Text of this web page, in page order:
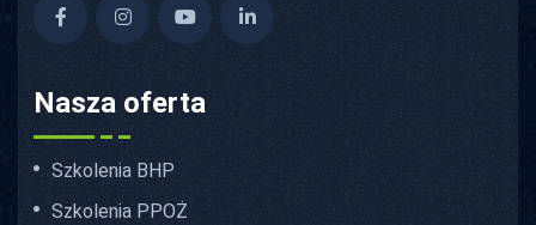
Nasza oferta
Szkolenia BHP
Szkolenia PPOŻ